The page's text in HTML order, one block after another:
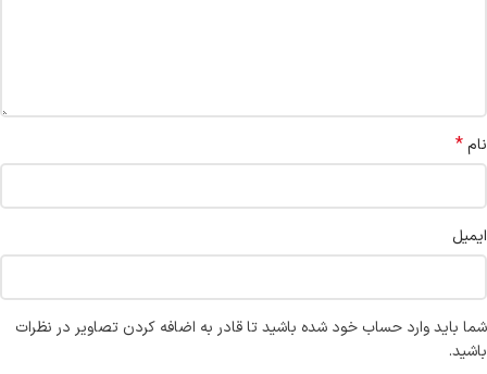
نام*
ایمیل
شما باید وارد حساب خود شده باشید تا قادر به اضافه کردن تصاویر در نظرات
باشید.